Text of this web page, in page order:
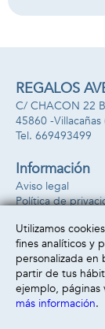
REGALOS
C/ CHACON 22 B
45860 -Villacañas
669493499
Información
Aviso legal
Política de
Formas de
Utilizamos
fines analíticos y
personalizada en
partir de tus
ejemplo, páginas
más información.